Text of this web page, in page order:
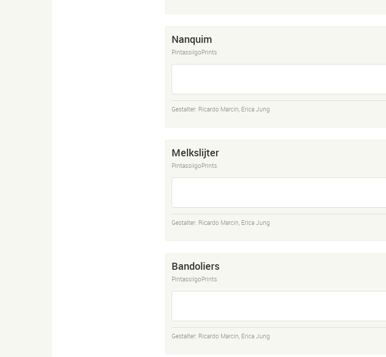
Nanquim
PintassilgoPrints
Gestalter: Ricardo Marcin Erica Jung
Melkslijter
PintassilgoPrints
Gestalter: Ricardo Marcin Erica Jung
Bandoliers
PintassilgoPrints
Gestalter: Ricardo Marcin Erica Jung